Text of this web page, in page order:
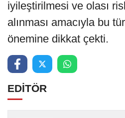
iyileştirilmesi ve olası
alınması amacıyla bu
önemine dikkat çekti.
EDİTÖR